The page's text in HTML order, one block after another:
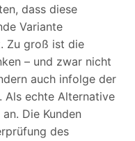
dass diese
Variante
Zu groß ist die
– und zwar nicht
auch infolge der
Als echte Alternative
Die Kunden
des